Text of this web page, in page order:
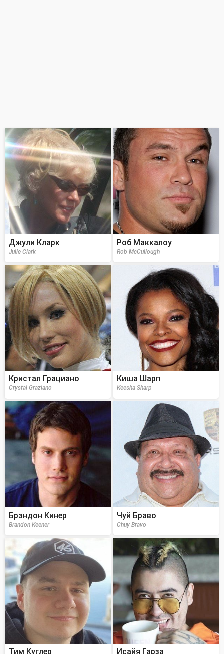
Джули Кларк
Julie Clark
Роб Маккалоу
Rob McCullough
Кристал Грациано
Crystal Graziano
Киша Шарп
Keesha Sharp
Брэндон Кинер
Brandon Keener
Чуй Браво
Chuy Bravo
Тим Куглер Исайя Гарза